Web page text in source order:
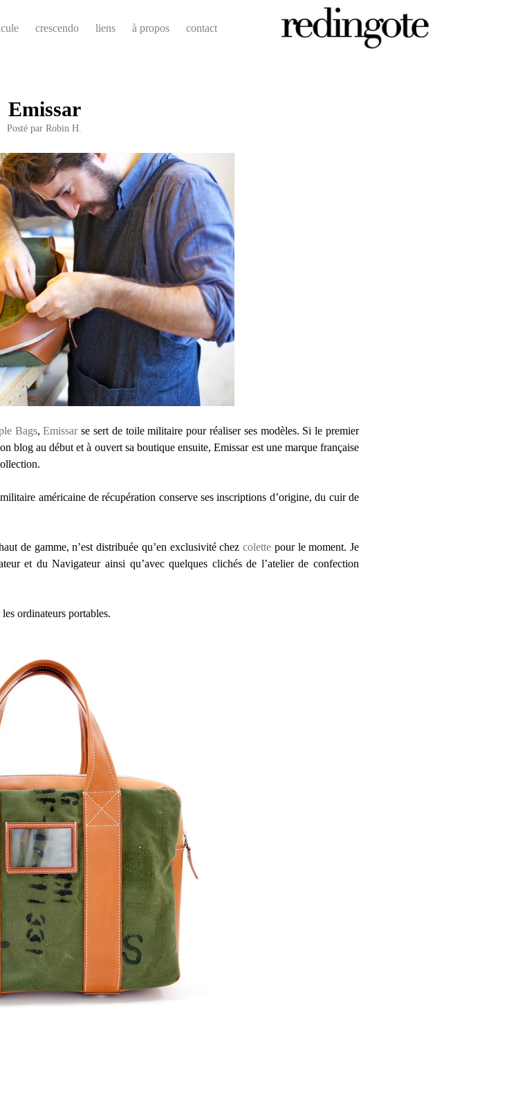
crescendo liens à propos contact
Emissar
Posté par Robin H.
Bags,Emissarse sert de toile militaire pour réaliser ses modèles. Si le premier
blog au début et à ouvert sa boutique ensuite, Emissar est une marque française
américaine de récupération conserve ses inscriptions d’origine, du cuir de
de gamme, n’est distribuée qu’en exclusivité chez colette pour le moment. Je
et du Navigateur ainsi qu’avec quelques clichés de l’atelier de confection
ordinateurs portables.